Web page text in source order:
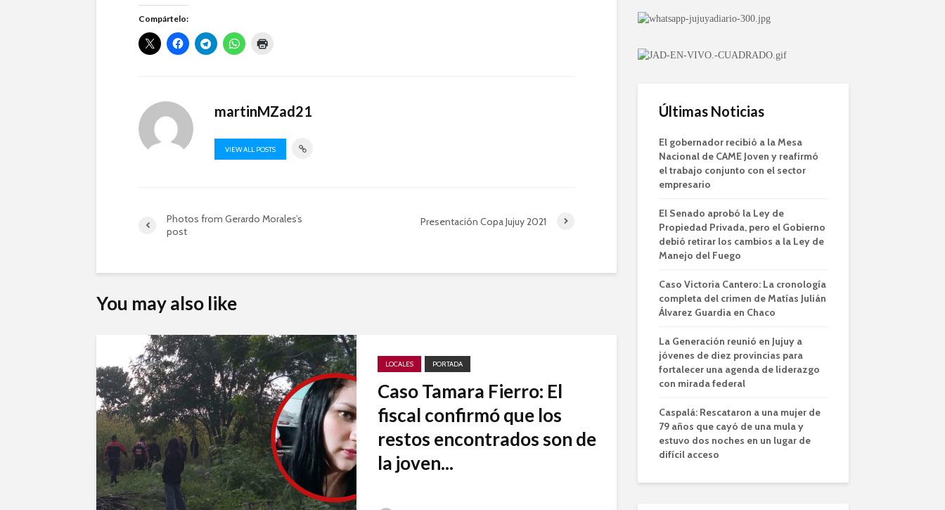
Compártelo:
martinMZad21
VIEW ALL POSTS
Photos from Gerardo Morales’s
post
Presentación Copa Jujuy 2021
You may also like
LOCALES PORTADA
Caso Tamara Fierro: El
fiscal confirmó que los
restos encontrados son de
la joven...
Últimas Noticias
El gobernador recibió a la Mesa
Nacional de CAME Joven y reafirmó
el trabajo conjunto con el sector
empresario
El Senado aprobó la Ley de
Propiedad Privada, pero el Gobierno
debió retirar los cambios a la Ley de
Manejo del Fuego
Caso Victoria Cantero: La cronología
completa del crimen de Matías Julián
Álvarez Guardia en Chaco
La Generación reunió en Jujuy a
jóvenes de diez provincias para
fortalecer una agenda de liderazgo
con mirada federal
Caspalá: Rescataron a una mujer de
79 años que cayó de una mula y
estuvo dos noches en un lugar de
difícil acceso